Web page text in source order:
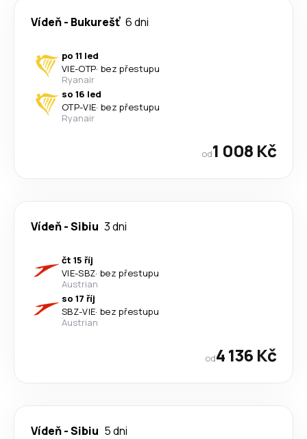
Vídeň- Bukurešť 6 dni
po 11 led
VIE-OTP· bez přestupu
Ryanair
so 16 led
OTP-VIE· bez přestupu
Ryanair
od1 008 Kč
Vídeň-Sibiu 3 dni
čt 15 říj
VIE-SBZ· bez přestupu
Austrian
so 17 říj
SBZ-VIE· bez přestupu
Austrian
od4 136 Kč
Vídeň-Sibiu 5 dni